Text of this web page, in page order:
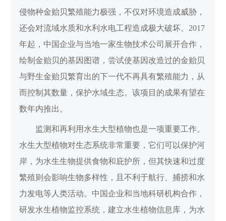
侵物种金贻贝繁殖能力极强，不仅对环境造成威胁，
还会对流域水质和水利水电工程造成极大破坏。2017
年起，中国企业与当地一家生物技术公司展开合作，
绘制金贻贝的基因图谱，尝试使基因改造过的金贻贝
与野生金贻贝繁育出的下一代不再具有繁殖能力，从
而控制其数量，保护水域生态。该项目的成果有望在
数年内推出。
监测和再利用水生大型植物也是一项重要工作。
水生大型植物对生态系统非常重要，它们可以保护河
岸，为水生生物提供食物和庇护所，但其快速和过度
繁殖则会影响生物多样性，且不利于航行、捕捞和水
力发电等人类活动。中国企业和当地科研机构合作，
研发水生植物监控系统，建立水生植物信息库，为水